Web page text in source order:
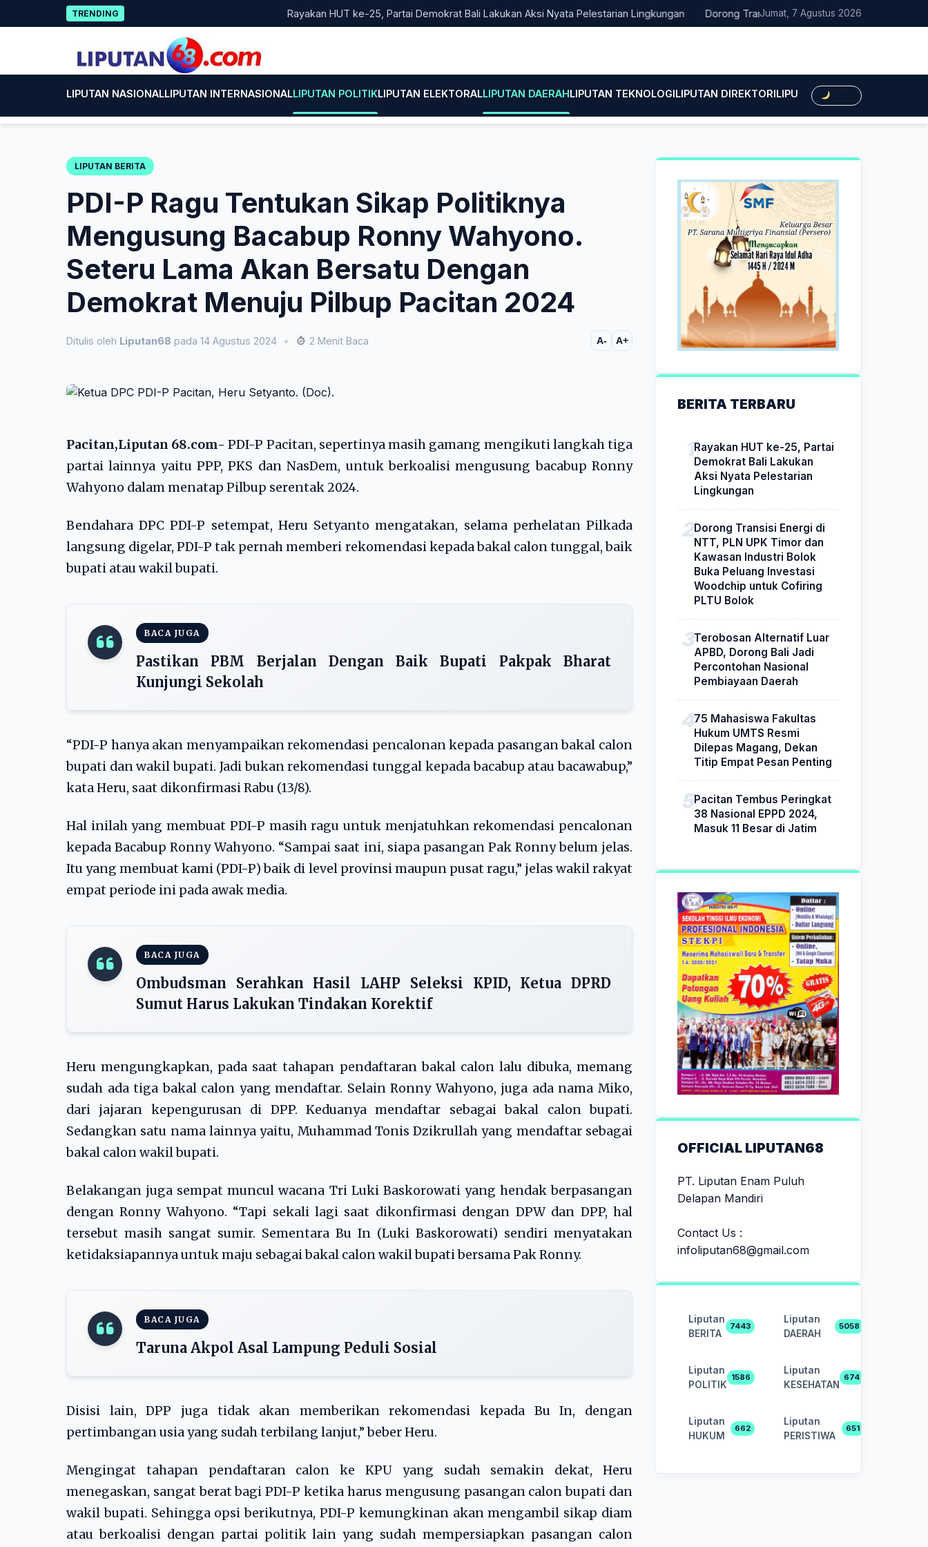
to
TRENDING Rayakan HUT ke-25, Partai Demokrat Bali Lakukan Aksi Nyata Pelestarian Lingkungan Dorong Transisi Energi di NTT, PLN UPK Timor dan
Jumat, 7 Agustus 2026
LIPUTAN NASIONALLIPUTAN INTERNASIONALLIPUTAN POLITIKLIPUTAN ELEKTORALLIPUTAN DAERAHLIPUTAN TEKNOLOGILIPUTAN DIREKTORILIPUTAN HUKUMLIPUTAN
LIPUTAN BERITA
PDI-P Ragu Tentukan Sikap Politiknya
Mengusung Bacabup Ronny Wahyono.
Seteru Lama Akan Bersatu Dengan
Demokrat Menuju Pilbup Pacitan 2024
Ditulis oleh Liputan68 pada 14 Agustus 2024 • 2 Menit Baca A- A+
Pacitan,Liputan 68.com- PDI-P Pacitan, sepertinya masih gamang mengikuti langkah tiga
partai lainnya yaitu PPP, PKS dan NasDem, untuk berkoalisi mengusung bacabup Ronny
Wahyono dalam menatap Pilbup serentak 2024.
Bendahara DPC PDI-P setempat, Heru Setyanto mengatakan, selama perhelatan Pilkada
langsung digelar, PDI-P tak pernah memberi rekomendasi kepada bakal calon tunggal, baik
bupati atau wakil bupati.
BACA JUGA
Pastikan PBM Berjalan Dengan Baik Bupati Pakpak Bharat
Kunjungi Sekolah
“PDI-P hanya akan menyampaikan rekomendasi pencalonan kepada pasangan bakal calon
bupati dan wakil bupati. Jadi bukan rekomendasi tunggal kepada bacabup atau bacawabup,”
kata Heru, saat dikonfirmasi Rabu (13/8).
Hal inilah yang membuat PDI-P masih ragu untuk menjatuhkan rekomendasi pencalonan
kepada Bacabup Ronny Wahyono. “Sampai saat ini, siapa pasangan Pak Ronny belum jelas.
Itu yang membuat kami (PDI-P) baik di level provinsi maupun pusat ragu,” jelas wakil rakyat
empat periode ini pada awak media.
BACA JUGA
Ombudsman Serahkan Hasil LAHP Seleksi KPID, Ketua DPRD
Sumut Harus Lakukan Tindakan Korektif
Heru mengungkapkan, pada saat tahapan pendaftaran bakal calon lalu dibuka, memang
sudah ada tiga bakal calon yang mendaftar. Selain Ronny Wahyono, juga ada nama Miko,
dari jajaran kepengurusan di DPP. Keduanya mendaftar sebagai bakal calon bupati.
Sedangkan satu nama lainnya yaitu, Muhammad Tonis Dzikrullah yang mendaftar sebagai
bakal calon wakil bupati.
Belakangan juga sempat muncul wacana Tri Luki Baskorowati yang hendak berpasangan
dengan Ronny Wahyono. “Tapi sekali lagi saat dikonfirmasi dengan DPW dan DPP, hal
tersebut masih sangat sumir. Sementara Bu In (Luki Baskorowati) sendiri menyatakan
ketidaksiapannya untuk maju sebagai bakal calon wakil bupati bersama Pak Ronny.
BACA JUGA
Taruna Akpol Asal Lampung Peduli Sosial
Disisi lain, DPP juga tidak akan memberikan rekomendasi kepada Bu In, dengan
pertimbangan usia yang sudah terbilang lanjut,” beber Heru.
Mengingat tahapan pendaftaran calon ke KPU yang sudah semakin dekat, Heru
menegaskan, sangat berat bagi PDI-P ketika harus mengusung pasangan calon bupati dan
wakil bupati. Sehingga opsi berikutnya, PDI-P kemungkinan akan mengambil sikap diam
atau berkoalisi dengan partai politik lain yang sudah mempersiapkan pasangan calon
BERITA TERBARU
Rayakan HUT ke-25, Partai
Demokrat Bali Lakukan
Aksi Nyata Pelestarian
Lingkungan
Dorong Transisi Energi di
NTT, PLN UPK Timor dan
Kawasan Industri Bolok
Buka Peluang Investasi
Woodchip untuk Cofiring
PLTU Bolok
Terobosan Alternatif Luar
APBD, Dorong Bali Jadi
Percontohan Nasional
Pembiayaan Daerah
75 Mahasiswa Fakultas
Hukum UMTS Resmi
Dilepas Magang, Dekan
Titip Empat Pesan Penting
Pacitan Tembus Peringkat
38 Nasional EPPD 2024,
Masuk 11 Besar di Jatim
OFFICIAL LIPUTAN68
PT. Liputan Enam Puluh
Delapan Mandiri
Contact Us :
infoliputan68@gmail.com
Liputan
BERITA
7443
Liputan
DAERAH
5058
Liputan
POLITIK
1586
Liputan
KESEHATAN
674
Liputan
HUKUM
662
Liputan
PERISTIWA
651